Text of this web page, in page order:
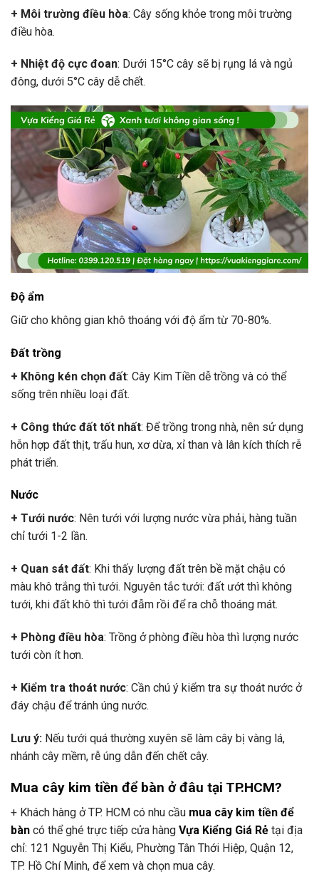
+ Môi trường điều hòa: Cây sống khỏe trong môi trường
điều hòa.
+ Nhiệt độ cực đoan: Dưới 15°C cây sẽ bị rụng lá và ngủ
đông, dưới 5°C cây dễ chết.
Độ ẩm
Giữ cho không gian khô thoáng với độ ẩm từ 70-80%.
Đất trồng
+ Không kén chọn đất: Cây Kim Tiền dễ trồng và có thể
sống trên nhiều loại đất.
+ Công thức đất tốt nhất: Để trồng trong nhà, nên sử dụng
hỗn hợp đất thịt, trấu hun, xơ dừa, xỉ than và lân kích thích rễ
phát triển.
Nước
+ Tưới nước: Nên tưới với lượng nước vừa phải, hàng tuần
chỉ tưới 1-2 lần.
+ Quan sát đất: Khi thấy lượng đất trên bề mặt chậu có
màu khô trắng thì tưới. Nguyên tắc tưới: đất ướt thì không
tưới, khi đất khô thì tưới đẫm rồi để ra chỗ thoáng mát.
+ Phòng điều hòa: Trồng ở phòng điều hòa thì lượng nước
tưới còn ít hơn.
+ Kiểm tra thoát nước: Cần chú ý kiểm tra sự thoát nước ở
đáy chậu để tránh úng nước.
Lưu ý: Nếu tưới quá thường xuyên sẽ làm cây bị vàng lá,
nhánh cây mềm, rễ úng dẫn đến chết cây.
Mua cây kim tiền để bàn ở đâu tại TP.HCM?
+ Khách hàng ở TP. HCM có nhu cầu mua cây kim tiền để
bàn có thể ghé trực tiếp cửa hàng Vựa Kiểng Giá Rẻ tại địa
chỉ: 121 Nguyễn Thị Kiểu, Phường Tân Thới Hiệp, Quận 12,
TP. Hồ Chí Minh, để xem và chọn mua cây.